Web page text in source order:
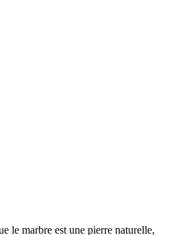
le marbre est une pierre naturelle,